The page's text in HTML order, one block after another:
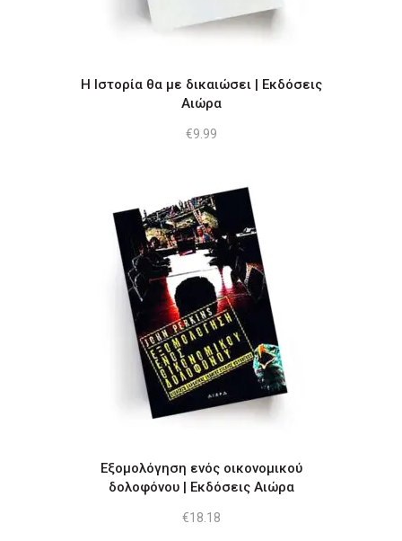
Η Ιστορία θα με δικαιώσει | Εκδόσεις
Αιώρα
€9.99
Εξομολόγηση ενός οικονομικού
δολοφόνου | Εκδόσεις Αιώρα
€18.18